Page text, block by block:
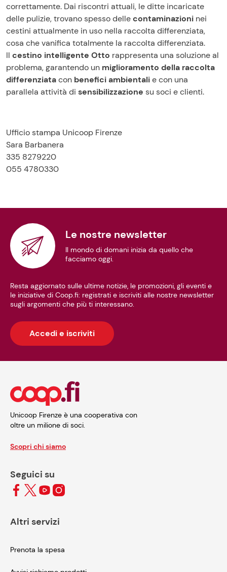
correttamente. Dai riscontri attuali, le ditte incaricate
delle pulizie, trovano spesso dellecontaminazioni nei
cestini attualmente in uso nella raccolta differenziata,
cosa che vanifica totalmente la raccolta differenziata.
Il cestino intelligente Otto rappresenta una soluzione al
problema, garantendo un miglioramento della raccolta
differenziatacon benefici ambientalie con una
parallela attività di sensibilizzazione su soci e clienti.
Ufficio stampa Unicoop Firenze
Sara Barbanera
335 8279220
055 4780330
Le nostre newsletter
Il mondo di domani inizia da quello che
facciamo oggi.
Resta aggiornato sulle ultime notizie, le promozioni, gli eventi e
le iniziative di Coop.fi: registrati e iscriviti alle nostre newsletter
sugli argomenti che più ti interessano.
Accedi e iscriviti
Unicoop Firenze è una cooperativa con
oltre un milione di soci.
Scopri chi siamo
Seguici su
Altri servizi
Prenota la spesa